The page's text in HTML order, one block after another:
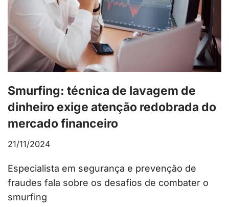
Smurfing: técnica de lavagem de
dinheiro exige atenção redobrada do
mercado financeiro
21/11/2024
Especialista em segurança e prevenção de
fraudes fala sobre os desafios de combater o
smurfing